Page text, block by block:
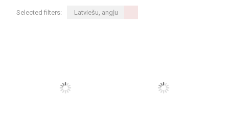
Selected filters: Latviešu, angļu